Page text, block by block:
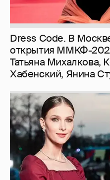
Dress Code. В
открытия ММКФ-
Татьяна Михалкова,
Хабенский, Янина